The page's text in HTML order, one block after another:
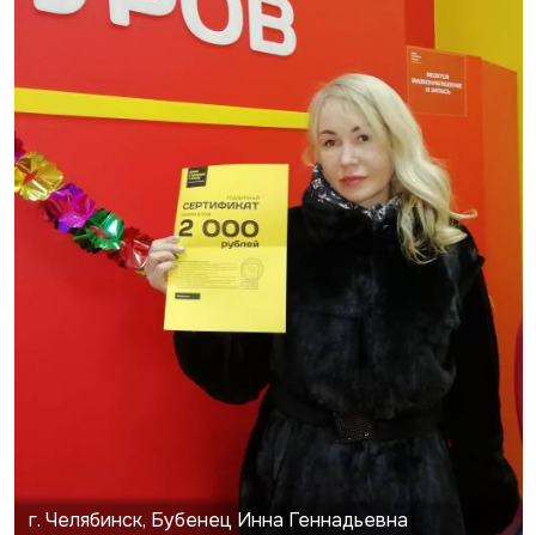
г. Челябинск, Бубенец Инна Геннадьевна